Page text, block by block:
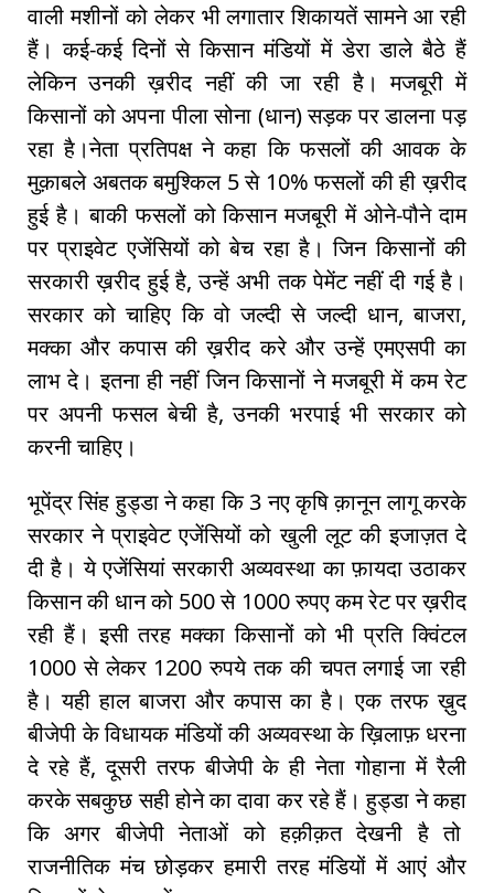
वाली मशीनों को लेकर भी लगातार शिकायतें सामने आ रही
हैं। कई-कई दिनों से किसान मंडियों में डेरा डाले बैठे हैं
लेकिन उनकी ख़रीद नहीं की जा रही है। मजबूरी में
किसानों को अपना पीला सोना (धान) सड़क पर डालना पड़
रहा है।नेता प्रतिपक्ष ने कहा कि फसलों की आवक के
मुक़ाबले अबतक बमुश्किल 5 से 10% फसलों की ही ख़रीद
हुई है। बाकी फसलों को किसान मजबूरी में ओने-पौने दाम
पर प्राइवेट एजेंसियों को बेच रहा है। जिन किसानों की
सरकारी ख़रीद हुई है, उन्हें अभी तक पेमेंट नहीं दी गई है।
सरकार को चाहिए कि वो जल्दी से जल्दी धान, बाजरा,
मक्का और कपास की ख़रीद करे और उन्हें एमएसपी का
लाभ दे। इतना ही नहीं जिन किसानों ने मजबूरी में कम रेट
पर अपनी फसल बेची है, उनकी भरपाई भी सरकार को
करनी चाहिए।
भूपेंद्र सिंह हुड्डा ने कहा कि 3 नए कृषि क़ानून लागू करके
सरकार ने प्राइवेट एजेंसियों को खुली लूट की इजाज़त दे
दी है। ये एजेंसियां सरकारी अव्यवस्था का फ़ायदा उठाकर
किसान की धान को 500 से 1000 रुपए कम रेट पर ख़रीद
रही हैं। इसी तरह मक्का किसानों को भी प्रति क्विंटल
1000 से लेकर 1200 रुपये तक की चपत लगाई जा रही
है। यही हाल बाजरा और कपास का है। एक तरफ ख़ुद
बीजेपी के विधायक मंडियों की अव्यवस्था के ख़िलाफ़ धरना
दे रहे हैं, दूसरी तरफ बीजेपी के ही नेता गोहाना में रैली
करके सबकुछ सही होने का दावा कर रहे हैं। हुड्डा ने कहा
कि अगर बीजेपी नेताओं को हक़ीक़त देखनी है तो
राजनीतिक मंच छोड़कर हमारी तरह मंडियों में आएं और